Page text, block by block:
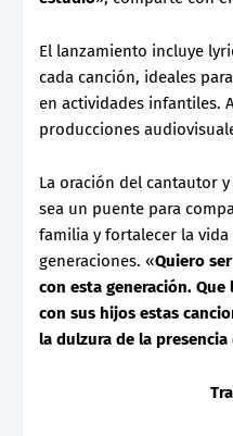
El lanzamiento incluye
cada canción, ideales
en actividades infantiles.
producciones
La oración del cantautor
sea un puente para
familia y fortalecer la
generaciones. «Quiero
con esta generación.
con sus hijos estas
la dulzura de la presencia